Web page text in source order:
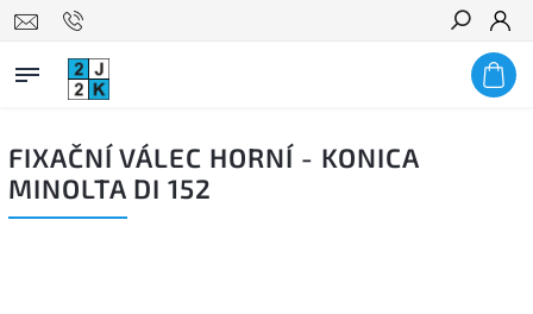
Hledat
FIXAČNÍ VÁLEC HORNÍ - KONICA
MINOLTA DI 152